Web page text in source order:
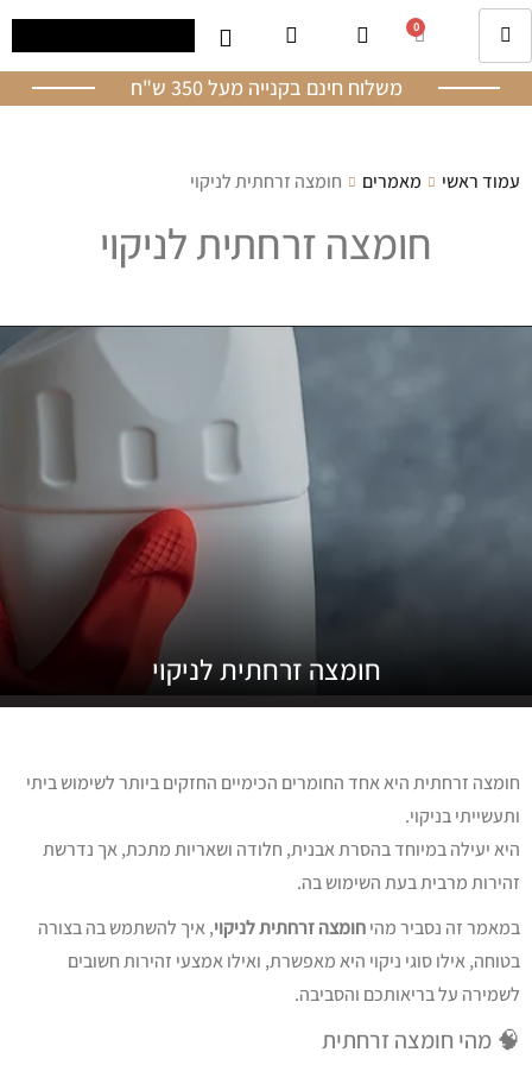
0
משלוח חינם בקנייה מעל 350 ש"ח
עמוד ראשי מאמרים חומצה זרחתית לניקוי
חומצה זרחתית לניקוי
חומצה זרחתית לניקוי
חומצה זרחתית היא אחד החומרים הכימיים החזקים ביותר לשימוש ביתי
ותעשייתי בניקוי.
היא יעילה במיוחד בהסרת אבנית, חלודה ושאריות מתכת, אך נדרשת
זהירות מרבית בעת השימוש בה.
במאמר זה נסביר מהיחומצה זרחתית לניקוי, איך להשתמש בה בצורה
בטוחה, אילו סוגי ניקוי היא מאפשרת, ואילו אמצעי זהירות חשובים
לשמירה על בריאותכם והסביבה.
🧠 מהי חומצה זרחתית